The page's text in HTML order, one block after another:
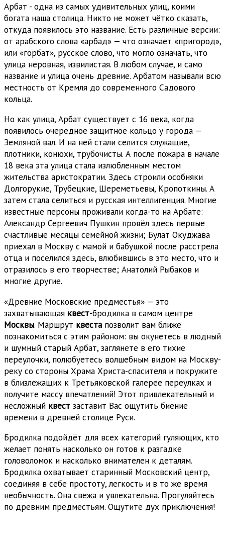
Арбат - одна из самых удивительных улиц, коими
богата наша столица. Никто не может чётко сказать,
откуда появилось это название. Есть различные версии:
от арабского слова «арбад» — что означает «пригород»,
или «горбат», русское слово, что могло означать, что
улица неровная, извилистая. В любом случае, и само
название и улица очень древние. Арбатом называли всю
местность от Кремля до современного Садового
кольца.
Но как улица, Арбат существует с 16 века, когда
появилось очередное защитное кольцо у города —
Земляной вал. И на ней стали селится служащие,
плотники, конюхи, трубочисты. А после пожара в начале
18 века эта улица стала излюбленным местом
жительства аристократии. Здесь строили особняки
Долгорукие, Трубецкие, Шереметьевы, Кропоткины. А
затем стала селиться и русская интеллигенция. Многие
известные персоны проживали когда-то на Арбате:
Александр Сергеевич Пушкин провёл здесь первые
счастливые месяцы семейной жизни; Булат Окуджава
приехал в Москву с мамой и бабушкой после расстрела
отца и поселился здесь, влюбившись в это место, что и
отразилось в его творчестве; Анатолий Рыбаков и
многие другие.
«Древние Московские предместья» — это
захватывающая квест-бродилка в самом центре
Москвы. Маршрут квестапозволит вам ближе
познакомиться с этим районом: вы окунетесь в людный
и шумный старый Арбат, заглянете в его тихие
переулочки, полюбуетесь волшебным видом на Москву-
реку со стороны Храма Христа-спасителя и покружите
в близлежащих к Третьяковской галерее переулках и
получите массу впечатлений! Этот привлекательный и
несложный квестзаставит Вас ощутить биение
времени в древней столице Руси.
Бродилка подойдёт для всех категорий гуляющих, кто
желает понять насколько он готов к разгадке
головоломок и насколько внимателен к деталям.
Бродилка охватывает старинный Московский центр,
соединяя в себе простоту, легкость и в то же время
необычность. Она свежа и увлекательна. Прогуляйтесь
по древним предместьям. Ощутите дух приключения!